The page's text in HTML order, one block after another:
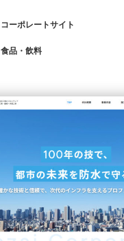
コーポレートサイト
食品・飲料